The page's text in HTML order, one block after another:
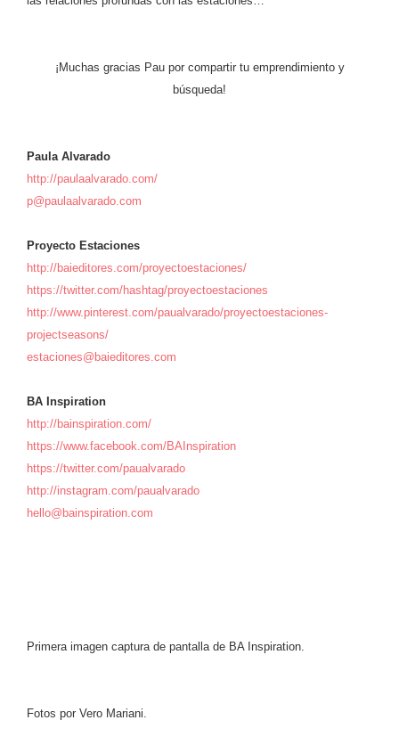
¡Muchas gracias Pau por compartir tu emprendimiento y
búsqueda!
Paula Alvarado
http://paulaalvarado.com/
p@paulaalvarado.com
Proyecto Estaciones
http://baieditores.com/proyectoestaciones/
https://twitter.com/hashtag/proyectoestaciones
http://www.pinterest.com/paualvarado/proyectoestaciones-
projectseasons/
estaciones@baieditores.com
BA Inspiration
http://bainspiration.com/
https://www.facebook.com/BAInspiration
https://twitter.com/paualvarado
http://instagram.com/paualvarado
hello@bainspiration.com
Primera imagen captura de pantalla de BA Inspiration.
Fotos por Vero Mariani.